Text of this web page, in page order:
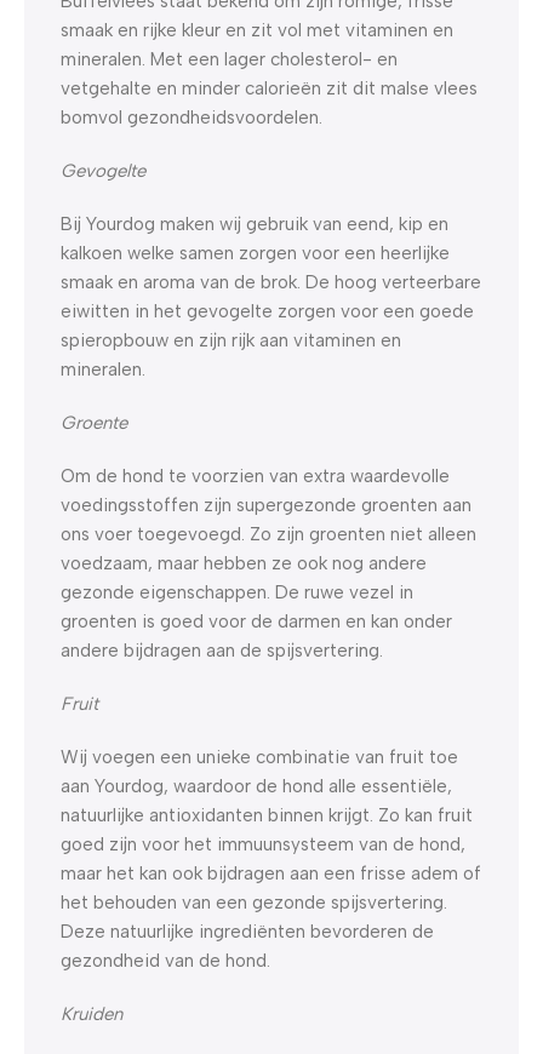
smaak en rijke kleur en zit vol met vitaminen en
mineralen. Met een lager cholesterol- en
vetgehalte en minder calorieën zit dit malse vlees
bomvol gezondheidsvoordelen.
Gevogelte
Bij Yourdog maken wij gebruik van eend, kip en
kalkoen welke samen zorgen voor een heerlijke
smaak en aroma van de brok. De hoog verteerbare
eiwitten in het gevogelte zorgen voor een goede
spieropbouw en zijn rijk aan vitaminen en
mineralen.
Groente
Om de hond te voorzien van extra waardevolle
voedingsstoffen zijn supergezonde groenten aan
ons voer toegevoegd. Zo zijn groenten niet alleen
voedzaam, maar hebben ze ook nog andere
gezonde eigenschappen. De ruwe vezel in
groenten is goed voor de darmen en kan onder
andere bijdragen aan de spijsvertering.
Fruit
Wij voegen een unieke combinatie van fruit toe
aan Yourdog, waardoor de hond alle essentiële,
natuurlijke antioxidanten binnen krijgt. Zo kan fruit
goed zijn voor het immuunsysteem van de hond,
maar het kan ook bijdragen aan een frisse adem of
het behouden van een gezonde spijsvertering.
Deze natuurlijke ingrediënten bevorderen de
gezondheid van de hond.
Kruiden